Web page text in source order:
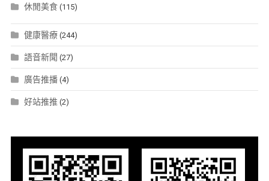
休閒美食(115)
健康醫療(244)
語音新聞 (27)
廣告推播(4)
好站推推 (2)